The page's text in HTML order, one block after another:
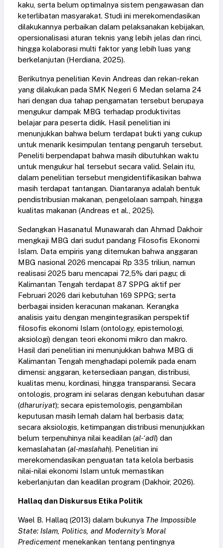
kaku, serta belum optimalnya sistem pengawasan dan
keterlibatan masyarakat. Studi ini merekomendasikan
dilakukannya perbaikan dalam pelaksanakan kebijakan,
opersionalisasi aturan teknis yang lebih jelas dan rinci,
hingga kolaborasi multi faktor yang lebih luas yang
berkelanjutan (Herdiana, 2025).
Berikutnya penelitian Kevin Andreas dan rekan-rekan
yang dilakukan pada SMK Negeri 6 Medan selama 24
hari dengan dua tahap pengamatan tersebut berupaya
mengukur dampak MBG terhadap produktivitas
belajar para peserta didik. Hasil penelitian ini
menunjukkan bahwa belum terdapat bukti yang cukup
untuk menarik kesimpulan tentang pengaruh tersebut.
Peneliti berpendapat bahwa masih dibutuhkan waktu
untuk mengukur hal tersebut secara valid. Selain itu,
dalam penelitian tersebut mengidentifikasikan bahwa
masih terdapat tantangan. Diantaranya adalah bentuk
pendistribusian makanan, pengelolaan sampah, hingga
kualitas makanan (Andreas et al., 2025).
Sedangkan Hasanatul Munawarah dan Ahmad Dakhoir
mengkaji MBG dari sudut pandang Filosofis Ekonomi
Islam. Data empiris yang ditemukan bahwa anggaran
MBG nasional 2026 mencapai Rp 335 triliun, namun
realisasi 2025 baru mencapai 72,5% dari pagu; di
Kalimantan Tengah terdapat 87 SPPG aktif per
Februari 2026 dari kebutuhan 169 SPPG; serta
berbagai insiden keracunan makanan. Kerangka
analisis yaitu dengan mengintegrasikan perspektif
filosofis ekonomi Islam (ontology, epistemologi,
aksiologi) dengan teori ekonomi mikro dan makro.
Hasil dari penelitian ini menunjukkan bahwa MBG di
Kalimantan Tengah menghadapi polemik pada enam
dimensi: anggaran, ketersediaan pangan, distribusi,
kualitas menu, kordinasi, hingga transparansi. Secara
ontologis, program ini selaras dengan kebutuhan dasar
(dharuriyat); secara epistemologis, pengambilan
keputusan masih lemah dalam hal berbasis data;
secara aksiologis, ketimpangan distribusi menunjukkan
belum terpenuhinya nilai keadilan (al-‘adl) dan
kemaslahatan (al-maslahah). Penelitian ini
merekomendasikan penguatan tata kelola berbasis
nilai-nilai ekonomi Islam untuk memastikan
keberlanjutan dan keadilan program (Dakhoir, 2026).
Hallaq dan Diskursus Etika Politik
Wael B. Hallaq (2013) dalam bukunya The Impossible
State: Islam, Politics, and Modernity’s Moral
Predicement menekankan tentang pentingnya